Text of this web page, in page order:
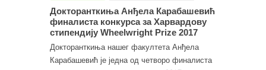
Докторанткиња Анђела Карабашевић
финалиста конкурса за Харвардову
стипендију Wheelwright Prize 2017
Докторанткиња нашег факултета Анђела
Карабашевић је једна од четворо финалиста